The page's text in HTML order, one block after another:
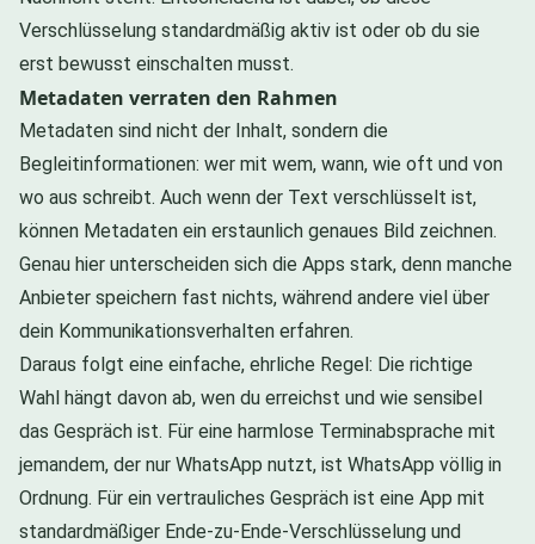
Verschlüsselung standardmäßig aktiv ist oder ob du sie
erst bewusst einschalten musst.
Metadaten verraten den Rahmen
Metadaten sind nicht der Inhalt, sondern die
Begleitinformationen: wer mit wem, wann, wie oft und von
wo aus schreibt. Auch wenn der Text verschlüsselt ist,
können Metadaten ein erstaunlich genaues Bild zeichnen.
Genau hier unterscheiden sich die Apps stark, denn manche
Anbieter speichern fast nichts, während andere viel über
dein Kommunikationsverhalten erfahren.
Daraus folgt eine einfache, ehrliche Regel: Die richtige
Wahl hängt davon ab, wen du erreichst und wie sensibel
das Gespräch ist. Für eine harmlose Terminabsprache mit
jemandem, der nur WhatsApp nutzt, ist WhatsApp völlig in
Ordnung. Für ein vertrauliches Gespräch ist eine App mit
standardmäßiger Ende-zu-Ende-Verschlüsselung und